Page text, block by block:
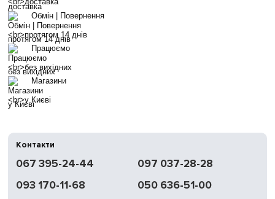
доставка
Обмін | Повернення
протягом 14 днів
Працюємо
без вихідних
Магазини
у Києві
Контакти
067 395-24-44
097 037-28-28
093 170-11-68
050 636-51-00